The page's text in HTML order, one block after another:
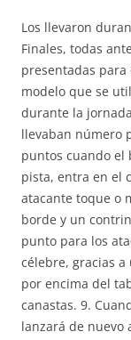
Los llevaron
Finales, todas
presentadas
modelo que se
durante la
llevaban número
puntos cuando el
pista, entra en el
atacante toque o
borde y un
punto para los
célebre, gracias
por encima del
canastas. 9.
lanzará de nuevo